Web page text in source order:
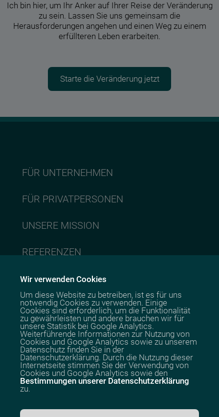
Ich bin hier, um Ihr Anker auf Ihrer Reise der Veränderung
zu sein. Lassen Sie uns gemeinsam die
Herausforderungen angehen und einen Weg zu einem
erfüllteren Leben erarbeiten.
Starte die Veränderung jetzt
FÜR UNTERNEHMEN
FÜR PRIVATPERSONEN
UNSERE MISSION
REFERENZEN
ÜBER MICH
KONTAKT
Stephanie
Cheng
Wir verwenden Cookies
Um diese Website zu betreiben, ist es für uns
notwendig Cookies zu verwenden. Einige
Cookies sind erforderlich, um die Funktionalität
zu gewährleisten und andere brauchen wir für
unsere Statistik bei Google Analytics.
Weiterführende Informationen zur Nutzung von
Cookies und Google Analytics sowie zu unserem
Datenschutz finden Sie in der
Datenschutzerklärung. Durch die Nutzung dieser
Internetseite stimmen Sie der Verwendung von
Cookies und Google Analytics sowie den
Bestimmungen unserer Datenschutzerklärung
zu.